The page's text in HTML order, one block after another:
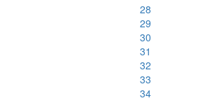
28
29
30
31
32
33
34